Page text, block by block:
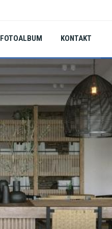
FOTOALBUM KONTAKT